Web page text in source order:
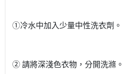
①冷水中加入少量中性洗衣劑。
② 請將深淺色衣物，分開洗滌。